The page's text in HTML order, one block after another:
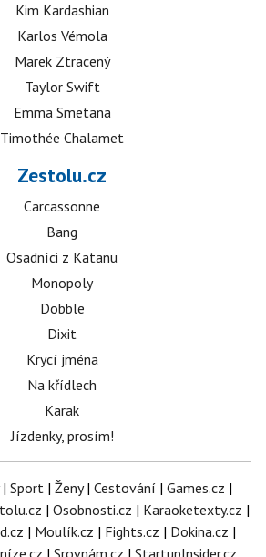
Kim Kardashian
Karlos Vémola
Marek Ztracený
Taylor Swift
Emma Smetana
Timothée Chalamet
Zestolu.cz
Carcassonne
Bang
Osadníci z Katanu
Monopoly
Dobble
Dixit
Krycí jména
Na křídlech
Karak
Jízdenky, prosím!
| Sport | Ženy| Cestování | Games.cz |
| Osobnosti.cz | Karaoketexty.cz |
| Moulík.cz | Fights.cz | Dokina.cz |
| Srovnám.cz | StartupInsider.cz